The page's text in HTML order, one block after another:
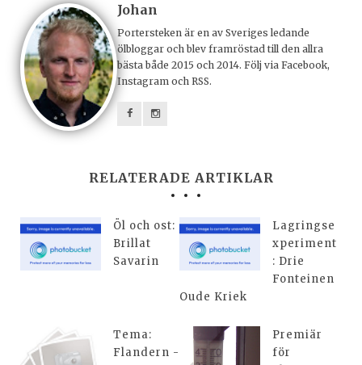
Johan
Portersteken är en av Sveriges ledande
ölbloggar och blev framröstad till den allra
bästa både 2015 och 2014. Följ via Facebook,
Instagram och RSS.
RELATERADE ARTIKLAR
Öl och ost:
Brillat
Savarin
Lagringse
xperiment
: Drie
Fonteinen
Oude Kriek
Tema:
Flandern -
Premiär
för